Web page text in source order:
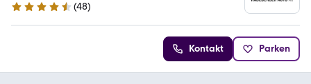
4.7 Sterne
(48)
Kontakt Parken